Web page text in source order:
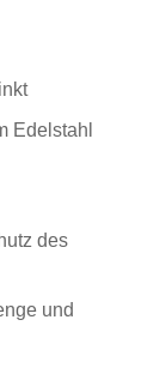
Edelstahl
des
und